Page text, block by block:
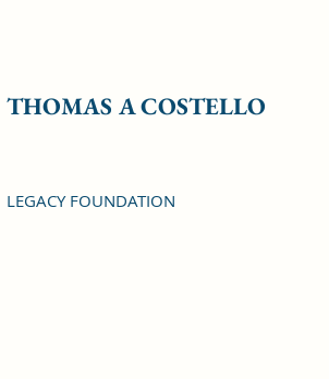
THOMAS A COSTELLO
LEGACY FOUNDATION